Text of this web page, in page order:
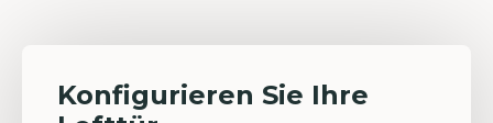
Konfigurieren Sie Ihre